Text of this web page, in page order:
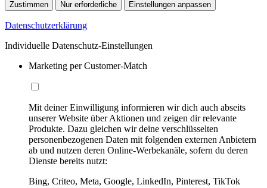
Zustimmen Nur erforderliche Einstellungen anpassen
Datenschutzerklärung
Individuelle Datenschutz-Einstellungen
Marketing per Customer-Match
Mit deiner Einwilligung informieren wir dich auch abseits
unserer Website über Aktionen und zeigen dir relevante
Produkte. Dazu gleichen wir deine verschlüsselten
personenbezogenen Daten mit folgenden externen Anbietern
ab und nutzen deren Online-Werbekanäle, sofern du deren
Dienste bereits nutzt:
Bing, Criteo, Meta, Google, LinkedIn, Pinterest, TikTok